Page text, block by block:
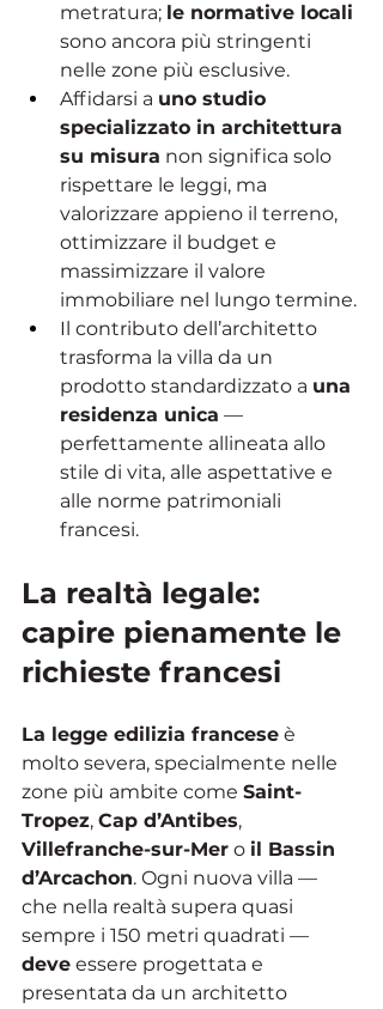
metratura; le normative locali
sono ancora più stringenti
nelle zone più esclusive.
Affidarsi a uno studio
specializzato in architettura
su misura non significa solo
rispettare le leggi, ma
valorizzare appieno il terreno,
ottimizzare il budget e
massimizzare il valore
immobiliare nel lungo termine.
Il contributo dell’architetto
trasforma la villa da un
prodotto standardizzato a una
residenza unica —
perfettamente allineata allo
stile di vita, alle aspettative e
alle norme patrimoniali
francesi.
La realtà legale:
capire pienamente le
richieste francesi
La legge edilizia francese è
molto severa, specialmente nelle
zone più ambite come Saint-
Tropez, Cap d’Antibes,
Villefranche-sur-Mer o il Bassin
d’Arcachon. Ogni nuova villa —
che nella realtà supera quasi
sempre i 150 metri quadrati —
deve essere progettata e
presentata da un architetto